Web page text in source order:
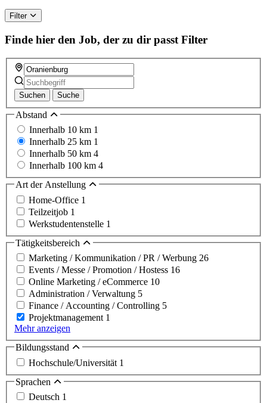
Filter
Finde hier den Job, der zu dir passt Filter
Suchen Suche
Abstand
Innerhalb 10 km 1
Innerhalb 25 km 1
Innerhalb 50 km 4
Innerhalb 100 km 4
Art der Anstellung
Home-Office 1
Teilzeitjob 1
Werkstudentenstelle 1
Tätigkeitsbereich
Marketing / Kommunikation / PR / Werbung 26
Events / Messe / Promotion / Hostess 16
Online Marketing / eCommerce 10
Administration / Verwaltung 5
Finance / Accounting / Controlling 5
Projektmanagement 1
Mehr anzeigen
Bildungsstand
Hochschule/Universität 1
Sprachen
Deutsch 1